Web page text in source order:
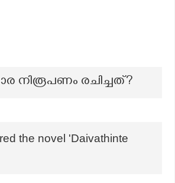
നിരൂപണം രചിച്ചത്?
the novel 'Daivathinte